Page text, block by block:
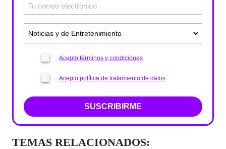
Acepto términos y condiciones
Acepto política de tratamiento de datos
SUSCRIBIRME
TEMAS RELACIONADOS: